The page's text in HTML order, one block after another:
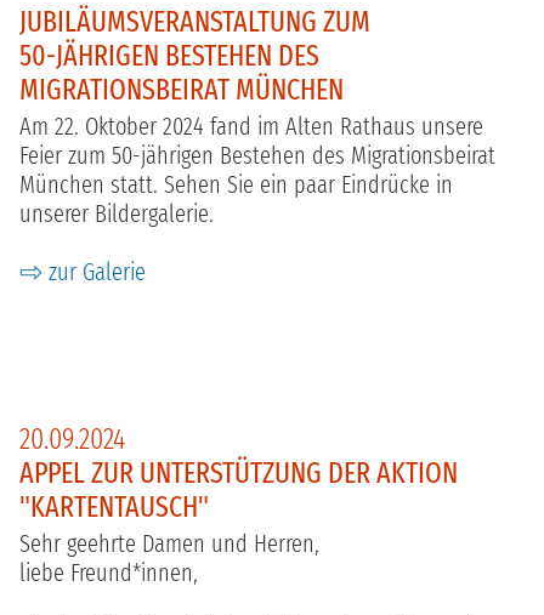
JUBILÄUMSVERANSTALTUNG ZUM
50-JÄHRIGEN BESTEHEN DES
MIGRATIONSBEIRAT MÜNCHEN
Am 22. Oktober 2024 fand im Alten Rathaus unsere
Feier zum 50-jährigen Bestehen des Migrationsbeirat
München statt. Sehen Sie ein paar Eindrücke in
unserer Bildergalerie.
zur Galerie
20.09.2024
APPEL ZUR UNTERSTÜTZUNG DER AKTION
"KARTENTAUSCH"
Sehr geehrte Damen und Herren,
liebe Freund*innen,